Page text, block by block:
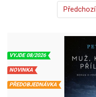
Předchozí
VYJDE 08/2026
NOVINKA
PŘEDOBJEDNÁVKA